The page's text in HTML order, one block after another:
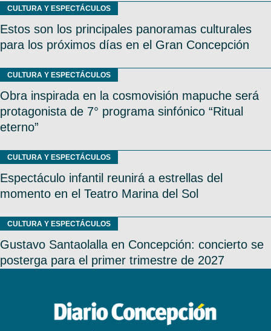
CULTURA Y ESPECTÁCULOS
Estos son los principales panoramas culturales
para los próximos días en el Gran Concepción
CULTURA Y ESPECTÁCULOS
Obra inspirada en la cosmovisión mapuche será
protagonista de 7° programa sinfónico “Ritual
eterno”
CULTURA Y ESPECTÁCULOS
Espectáculo infantil reunirá a estrellas del
momento en el Teatro Marina del Sol
CULTURA Y ESPECTÁCULOS
Gustavo Santaolalla en Concepción: concierto se
posterga para el primer trimestre de 2027